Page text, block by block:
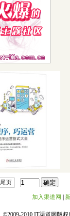
尾页
加入渠道网
©2009-2010 IT渠道网版权